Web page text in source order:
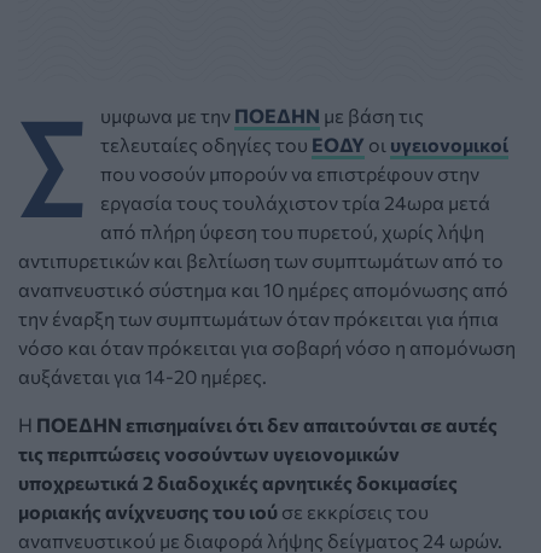
Σ υμφωνα με την ΠΟΕΔΗΝ με βάση τις
τελευταίες οδηγίες του ΕΟΔΥ οι υγειονομικοί
που νοσούν μπορούν να επιστρέφουν στην
εργασία τους τουλάχιστον τρία 24ωρα μετά
από πλήρη ύφεση του πυρετού, χωρίς λήψη
αντιπυρετικών και βελτίωση των συμπτωμάτων από το
αναπνευστικό σύστημα και 10 ημέρες απομόνωσης από
την έναρξη των συμπτωμάτων όταν πρόκειται για ήπια
νόσο και όταν πρόκειται για σοβαρή νόσο η απομόνωση
αυξάνεται για 14-20 ημέρες.
Η ΠΟΕΔΗΝ επισημαίνει ότι δεν απαιτούνται σε αυτές
τις περιπτώσεις νοσούντων υγειονομικών
υποχρεωτικά 2 διαδοχικές αρνητικές δοκιμασίες
μοριακής ανίχνευσης του ιού σε εκκρίσεις του
αναπνευστικού με διαφορά λήψης δείγματος 24 ωρών.